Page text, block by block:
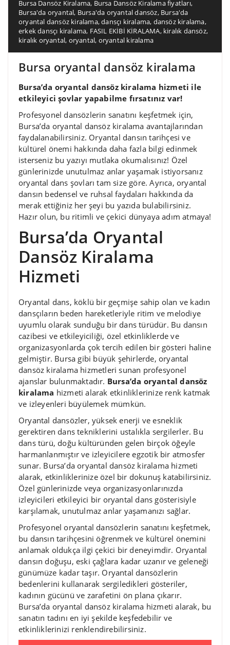
Bursa Dansöz Kiralama, Bursa Dansöz Kiralama fiyatları,
Bursa'da oryantal, Bursa'da oryantal dansöz, Bursa'da
oryantal dansöz kiralama,dansçı kiralama, dansöz kiralama,
erkek dansçı kiralama, FASIL EKİBİ KİRALAMA, kiralık dansöz,
kiralık oryantal, oryantal, oryantal kiralama
Bursa oryantal dansöz kiralama
Bursa’da oryantal dansöz kiralama hizmeti ile
etkileyici şovlar yapabilme fırsatınız var!
Profesyonel dansözlerin sanatını keşfetmek için,
Bursa’da oryantal dansöz kiralama avantajlarından
faydalanabilirsiniz. Oryantal dansın tarihçesi ve
kültürel önemi hakkında daha fazla bilgi edinmek
isterseniz bu yazıyı mutlaka okumalısınız! Özel
günlerinizde unutulmaz anlar yaşamak istiyorsanız
oryantal dans şovları tam size göre. Ayrıca, oryantal
dansın bedensel ve ruhsal faydaları hakkında da
merak ettiğiniz her şeyi bu yazıda bulabilirsiniz.
Hazır olun, bu ritimli ve çekici dünyaya adım atmaya!
Bursa’da Oryantal
Dansöz Kiralama
Hizmeti
Oryantal dans, köklü bir geçmişe sahip olan ve kadın
dansçıların beden hareketleriyle ritim ve melodiye
uyumlu olarak sunduğu bir dans türüdür. Bu dansın
cazibesi ve etkileyiciliği, özel etkinliklerde ve
organizasyonlarda çok tercih edilen bir gösteri haline
gelmiştir. Bursa gibi büyük şehirlerde, oryantal
dansöz kiralama hizmetleri sunan profesyonel
ajanslar bulunmaktadır. Bursa’da oryantal dansöz
kiralama hizmeti alarak etkinliklerinize renk katmak
ve izleyenleri büyülemek mümkün.
Oryantal dansözler, yüksek enerji ve esneklik
gerektiren dans tekniklerini ustalıkla sergilerler. Bu
dans türü, doğu kültüründen gelen birçok öğeyle
harmanlanmıştır ve izleyicilere egzotik bir atmosfer
sunar. Bursa’da oryantal dansöz kiralama hizmeti
alarak, etkinliklerinize özel bir dokunuş katabilirsiniz.
Özel günlerinizde veya organizasyonlarınızda
izleyicileri etkileyici bir oryantal dans gösterisiyle
karşılamak, unutulmaz anlar yaşamanızı sağlar.
Profesyonel oryantal dansözlerin sanatını keşfetmek,
bu dansın tarihçesini öğrenmek ve kültürel önemini
anlamak oldukça ilgi çekici bir deneyimdir. Oryantal
dansın doğuşu, eski çağlara kadar uzanır ve geleneği
günümüze kadar taşır. Oryantal dansözlerin
bedenlerini kullanarak sergiledikleri gösteriler,
kadının gücünü ve zarafetini ön plana çıkarır.
Bursa’da oryantal dansöz kiralama hizmeti alarak, bu
sanatın tadını en iyi şekilde keşfedebilir ve
etkinliklerinizi renklendirebilirsiniz.